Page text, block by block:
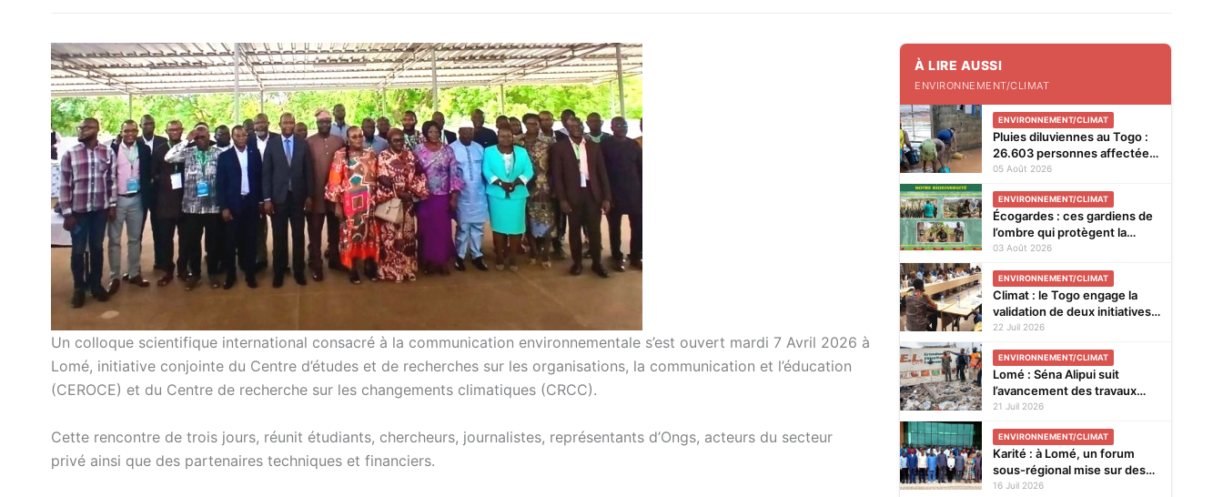
Un colloque scientifique international consacré à la communication environnementale s’est ouvert mardi 7 Avril 2026 à
Lomé, initiative conjointe du Centre d’études et de recherches sur les organisations, la communication et l’éducation
(CEROCE) et du Centre de recherche sur les changements climatiques (CRCC).
Cette rencontre de trois jours, réunit étudiants, chercheurs, journalistes, représentants d’Ongs, acteurs du secteur
privé ainsi que des partenaires techniques et financiers.
À LIRE AUSSI
ENVIRONNEMENT/CLIMAT
ENVIRONNEMENT/CLIMAT
Pluies diluviennes au Togo :
26.603 personnes affectées,
l’aide d’urgence chiffrée à
05 Août 2026
ENVIRONNEMENT/CLIMAT
Écogardes : ces gardiens de
l’ombre qui protègent la
biodiversité du Togo
03 Août 2026
ENVIRONNEMENT/CLIMAT
Climat : le Togo engage la
validation de deux initiatives
pour renforcer sa résilience
verts
22 Juil 2026
ENVIRONNEMENT/CLIMAT
Lomé : Séna Alipui suit
l’avancement des travaux
d’assainissement après les
21 Juil 2026
ENVIRONNEMENT/CLIMAT
Karité : à Lomé, un forum
sous-régional mise sur des
plants améliorés pour
16 Juil 2026